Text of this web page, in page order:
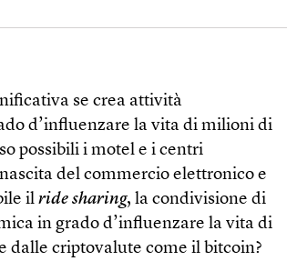
se crea attività
d’influenzare la vita di milioni di
possibili i motel e i centri
del commercio elettronico e
ilride sharing, la condivisione di
in grado d’influenzare la vita di
dalle criptovalute come il bitcoin?